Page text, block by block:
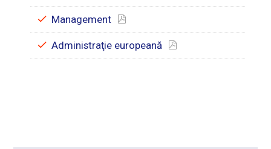
Management
Administraţie europeană